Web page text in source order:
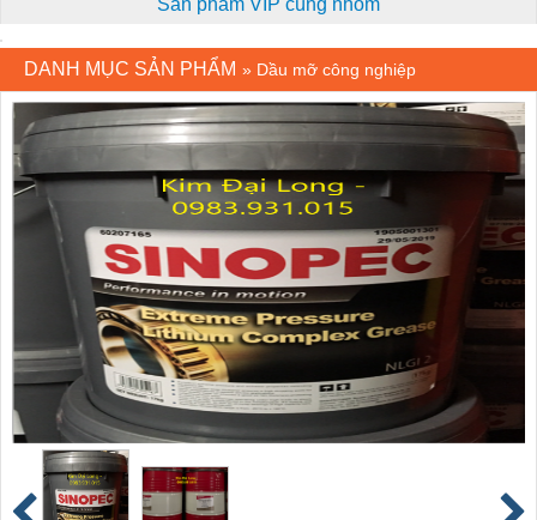
DANH MỤC SẢN PHẨM » Dầu mỡ công nghiệp